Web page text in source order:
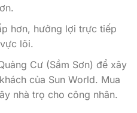
hơn, hưởng lợi trực tiếp
lõi.
Cư (Sầm Sơn) để xây
của Sun World. Mua
nhà trọ cho công nhân.